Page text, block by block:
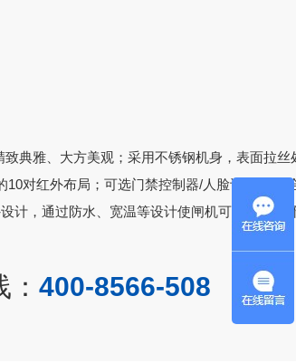
典雅、大方美观；采用不锈钢机身，表面拉丝
10对红外布局；可选门禁控制器/人脸识别机/多
计，通过防水、宽温等设计使闸机可用于户外
400-8566-508